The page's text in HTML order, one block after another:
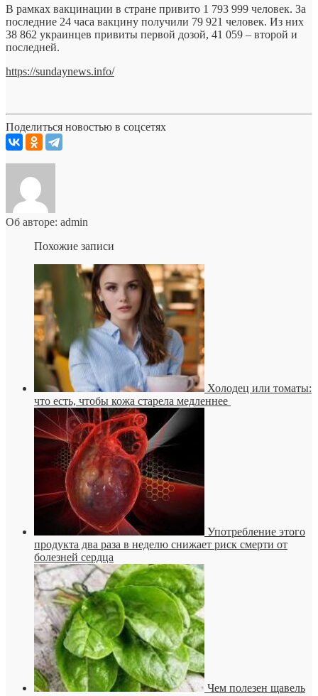
В рамках вакцинации в стране привито 1 793 999 человек. За
последние 24 часа вакцину получили 79 921 человек. Из них
38 862 украинцев привиты первой дозой, 41 059 – второй и
последней.
https://sundaynews.info/
Поделиться новостью в соцсетях
Об авторе: admin
Похожие записи
Холодец или томаты:
что есть, чтобы кожа старела медленнее
Употребление этого
продукта два раза в неделю снижает риск смерти от
болезней сердца
Чем полезен щавель